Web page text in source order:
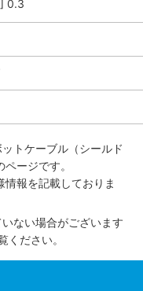
0.3
トケーブル（シールド
ージです。
報を記載しておりま
ない場合がございます
ください。